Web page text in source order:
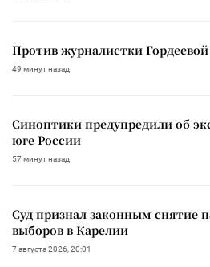
Против журналистки
49 минут назад
Синоптики предупредили об
юге России
57 минут назад
Суд признал законным снятие
выборов в Карелии
7 августа 2026, 20:01